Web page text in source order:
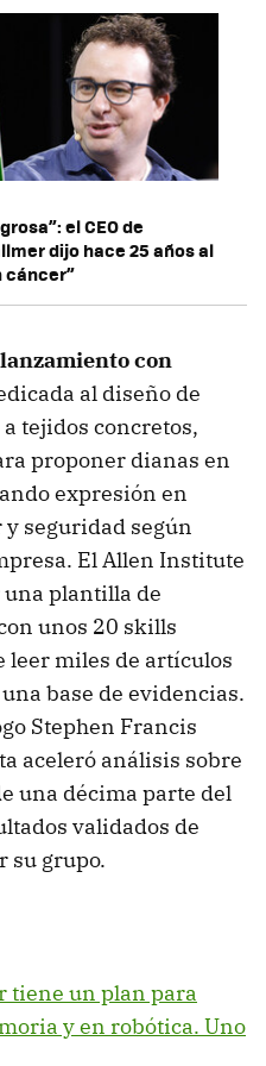
el CEO de
dijo hace 25 años al
cáncer”
con
al diseño de
tejidos concretos,
proponer dianas en
expresión en
seguridad según
El Allen Institute
plantilla de
unos 20 skills
leer miles de artículos
base de evidencias.
Stephen Francis
aceleró análisis sobre
una décima parte del
validados de
su grupo.
tiene un plan para
y en robótica. Uno